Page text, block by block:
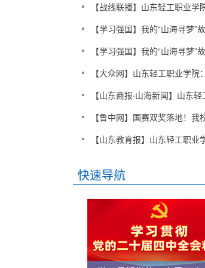
【战线联播】山东轻工职业
【学习强国】我的“山海寻梦
【学习强国】我的“山海寻梦
【大众网】山东轻工职业学院
【山东商报·山海新闻】山东
【鲁中网】国赛双奖落地！
【山东教育报】山东轻工职
快速导航